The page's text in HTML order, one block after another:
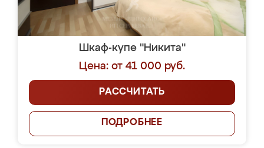
Шкаф-купе "Никита"
Цена: от 41 000 руб.
РАССЧИТАТЬ
ПОДРОБНЕЕ